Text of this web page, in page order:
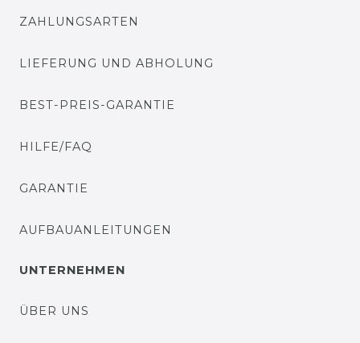
ZAHLUNGSARTEN
LIEFERUNG UND ABHOLUNG
BEST-PREIS-GARANTIE
HILFE/FAQ
GARANTIE
AUFBAUANLEITUNGEN
UNTERNEHMEN
ÜBER UNS